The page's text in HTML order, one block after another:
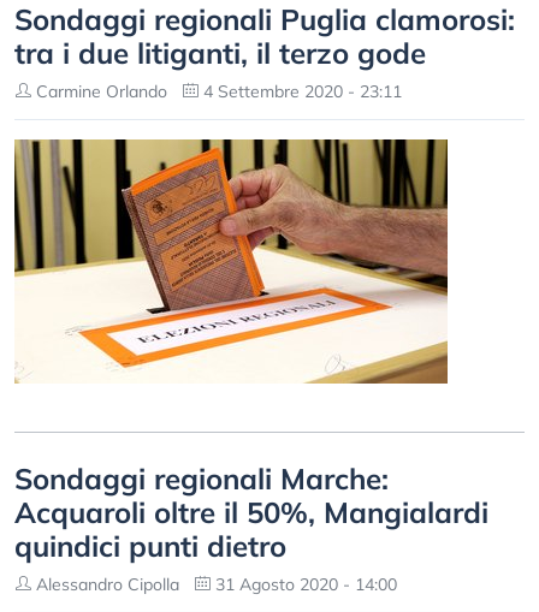
Sondaggi regionali Puglia clamorosi:
tra i due litiganti, il terzo gode
Carmine Orlando 4 Settembre 2020 - 23:11
Sondaggi regionali Marche:
Acquaroli oltre il 50%, Mangialardi
quindici punti dietro
Alessandro Cipolla 31 Agosto 2020 - 14:00